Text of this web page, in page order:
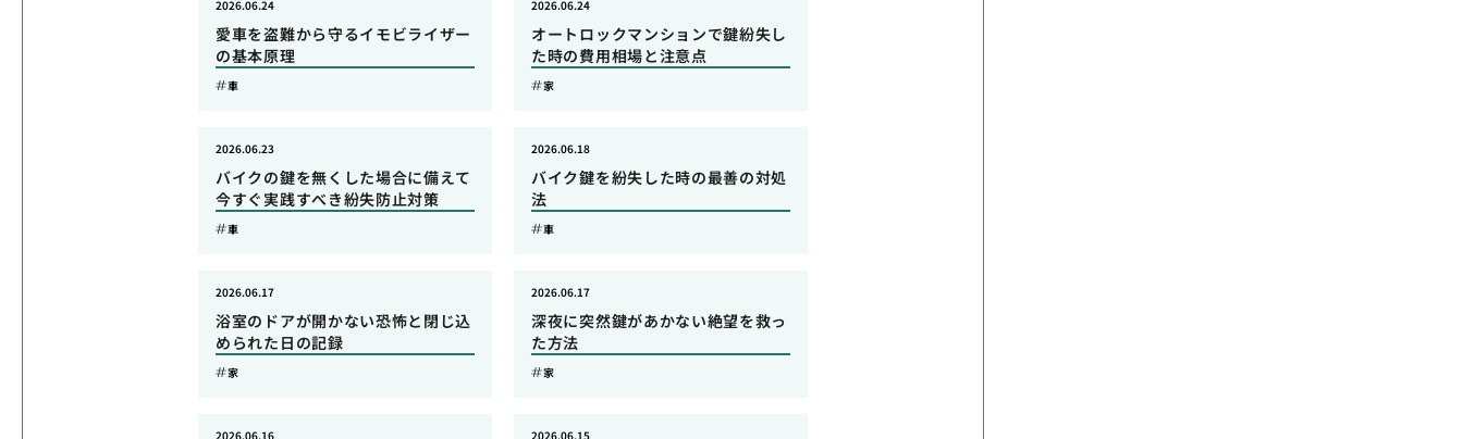
愛車を盗難から守るイモビライザー
の基本原理
2026.06.24
車
オートロックマンションで鍵紛失し
た時の費用相場と注意点
2026.06.24
家
バイクの鍵を無くした場合に備えて
今すぐ実践すべき紛失防止対策
2026.06.23
車
バイク鍵を紛失した時の最善の対処
法
2026.06.18
車
浴室のドアが開かない恐怖と閉じ込
められた日の記録
2026.06.17
家
深夜に突然鍵があかない絶望を救っ
た方法
2026.06.17
家
2026.06.16 2026.06.15